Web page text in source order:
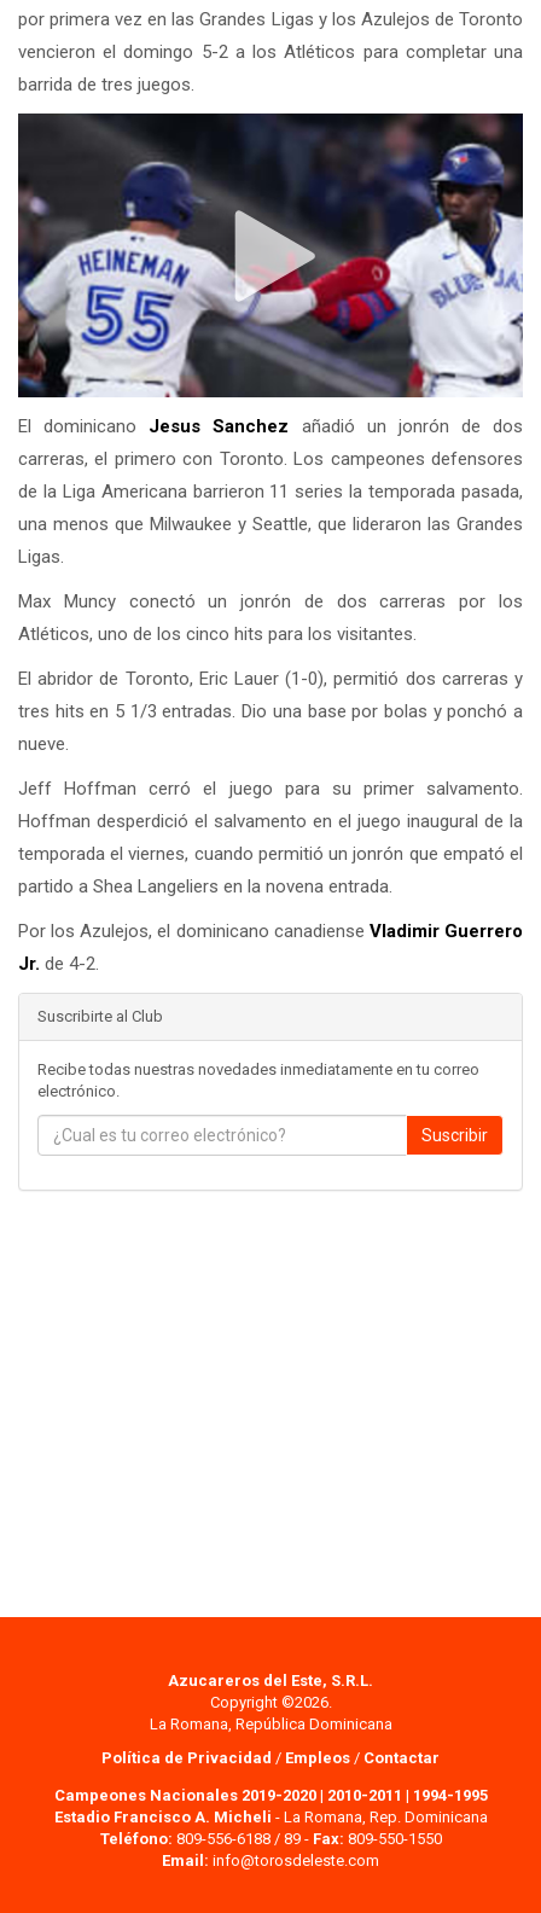
por primera vez en las Grandes Ligas y los Azulejos de Toronto
vencieron el domingo 5-2 a los Atléticos para completar una
barrida de tres juegos.
El dominicano Jesus Sanchez añadió un jonrón de dos
carreras, el primero con Toronto. Los campeones defensores
de la Liga Americana barrieron 11 series la temporada pasada,
una menos que Milwaukee y Seattle, que lideraron las Grandes
Ligas.
Max Muncy conectó un jonrón de dos carreras por los
Atléticos, uno de los cinco hits para los visitantes.
El abridor de Toronto, Eric Lauer (1-0), permitió dos carreras y
tres hits en 5 1/3 entradas. Dio una base por bolas y ponchó a
nueve.
Jeff Hoffman cerró el juego para su primer salvamento.
Hoffman desperdició el salvamento en el juego inaugural de la
temporada el viernes, cuando permitió un jonrón que empató el
partido a Shea Langeliers en la novena entrada.
Por los Azulejos, el dominicano canadiense Vladimir Guerrero
Jr. de 4-2.
Suscribirte al Club
Recibe todas nuestras novedades inmediatamente en tu correo
electrónico.
Suscribir
Azucareros del Este, S.R.L.
Copyright ©2026.
La Romana, República Dominicana
Política de Privacidad / Empleos / Contactar
Campeones Nacionales 2019-2020| 2010-2011 | 1994-1995
Estadio Francisco A. Micheli - La Romana, Rep. Dominicana
Teléfono: 809-556-6188 / 89 - Fax: 809-550-1550
Email: info@torosdeleste.com